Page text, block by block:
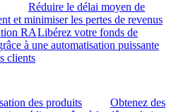
Réduire le délai moyen de
et minimiser les pertes de revenus
RALibérez votre fonds de
à une automatisation puissante
clients
des produits
Obtenez des